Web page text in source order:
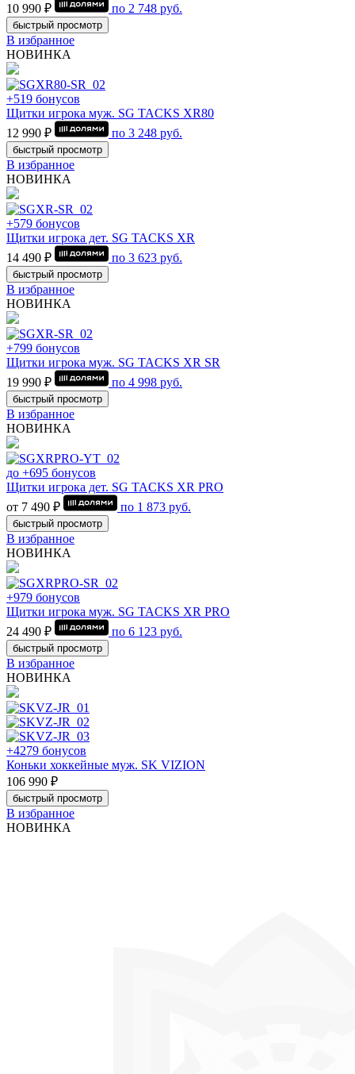
10 990 ₽
по 2 748 руб.
быстрый просмотр
В избранное
НОВИНКА
+519 бонусов
Щитки игрока муж. SG TACKS XR80
12 990 ₽
по 3 248 руб.
быстрый просмотр
В избранное
НОВИНКА
+579 бонусов
Щитки игрока дет. SG TACKS XR
14 490 ₽
по 3 623 руб.
быстрый просмотр
В избранное
НОВИНКА
+799 бонусов
Щитки игрока муж. SG TACKS XR SR
19 990 ₽
по 4 998 руб.
быстрый просмотр
В избранное
НОВИНКА
до +695 бонусов
Щитки игрока дет. SG TACKS XR PRO
от 7 490 ₽
по 1 873 руб.
быстрый просмотр
В избранное
НОВИНКА
+979 бонусов
Щитки игрока муж. SG TACKS XR PRO
24 490 ₽
по 6 123 руб.
быстрый просмотр
В избранное
НОВИНКА
+4279 бонусов
Коньки хоккейные муж. SK VIZION
106 990 ₽
быстрый просмотр
В избранное
НОВИНКА